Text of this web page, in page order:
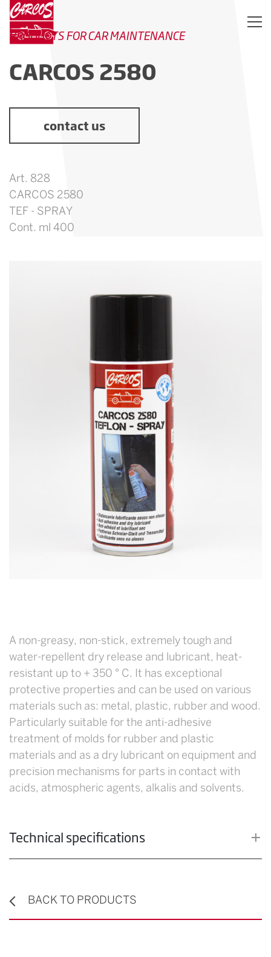
PRODUCTS FOR CAR MAINTENANCE
CARCOS 2580
contact us
Art. 828
CARCOS 2580
TEF - SPRAY
Cont. ml 400
A non-greasy, non-stick, extremely tough and
water-repellent dry release and lubricant, heat-
resistant up to + 350 ° C. It has exceptional
protective properties and can be used on various
materials such as: metal, plastic, rubber and wood.
Particularly suitable for the anti-adhesive
treatment of molds for rubber and plastic
materials and as a dry lubricant on equipment and
precision mechanisms for parts in contact with
acids, atmospheric agents, alkalis and solvents.
Technical specifications
BACK TO PRODUCTS